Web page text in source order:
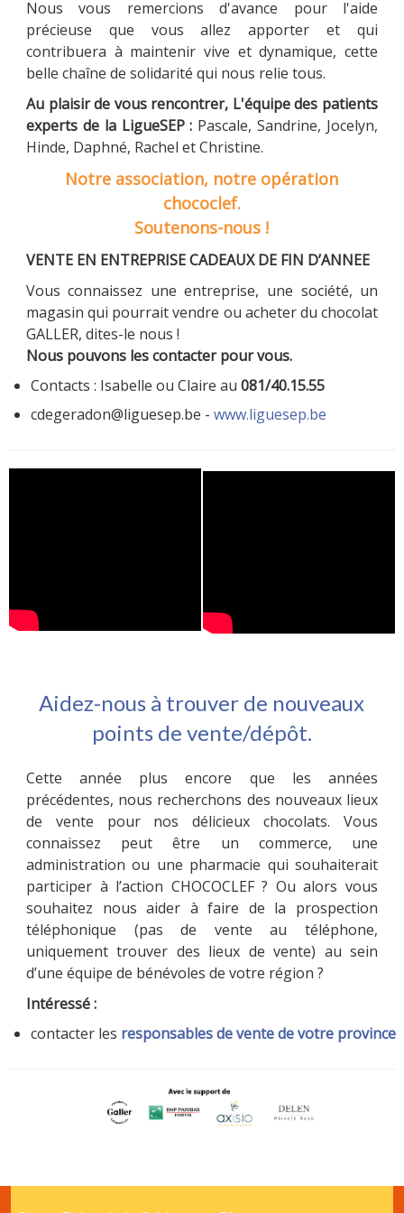
Nous vous remercions d'avance pour l'aide
précieuse que vous allez apporter et qui
contribuera à maintenir vive et dynamique, cette
belle chaîne de solidarité qui nous relie tous.
Au plaisir de vous rencontrer, L'équipe des patients
experts de la LigueSEP : Pascale, Sandrine, Jocelyn,
Hinde, Daphné, Rachel et Christine.
Notre association, notre opération
chococlef.
Soutenons-nous !
VENTE EN ENTREPRISE CADEAUX DE FIN D’ANNEE
Vous connaissez une entreprise, une société, un
magasin qui pourrait vendre ou acheter du chocolat
GALLER, dites-le nous !
Nous pouvons les contacter pour vous.
Contacts : Isabelle ou Claire au 081/40.15.55
cdegeradon@liguesep.be - www.liguesep.be
Aidez-nous à trouver de nouveaux
points de vente/dépôt.
Cette année plus encore que les années
précédentes, nous recherchons des nouveaux lieux
de vente pour nos délicieux chocolats. Vous
connaissez peut être un commerce, une
administration ou une pharmacie qui souhaiterait
participer à l’action CHOCOCLEF ? Ou alors vous
souhaitez nous aider à faire de la prospection
téléphonique (pas de vente au téléphone,
uniquement trouver des lieux de vente) au sein
d’une équipe de bénévoles de votre région ?
Intéressé :
contacter les responsables de vente de votre province